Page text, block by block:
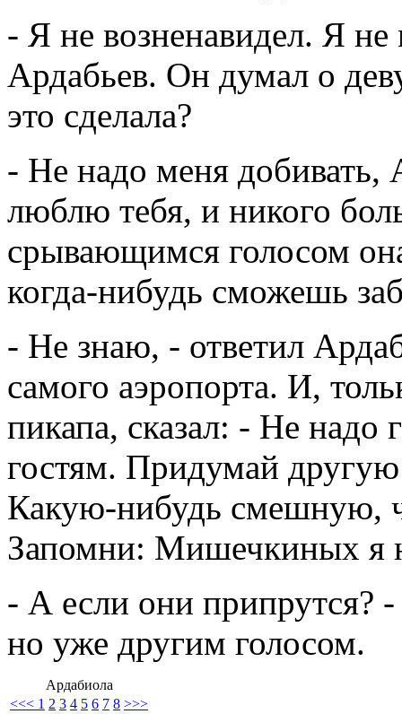
- Я не возненавидел. Я не
Ардабьев. Он думал о
это сделала?
- Не надо меня добивать,
люблю тебя, и никого
срывающимся голосом
когда-нибудь сможешь
- Не знаю, - ответил
самого аэропорта. И,
пикапа, сказал: - Не надо
гостям. Придумай
Какую-нибудь смешную,
Запомни: Мишечкиных я
- А если они припрутся?
но уже другим голосом.
Ардабиола
<<< 1 2 3 4 5 6 7 8 >>>